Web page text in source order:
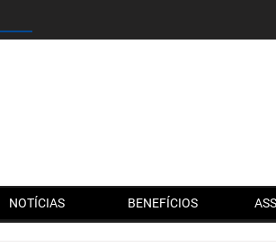
NOTÍCIAS BENEFÍCIOS